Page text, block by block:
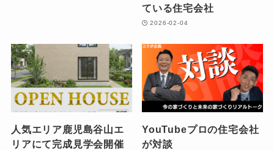
ている住宅会社
2026-02-04
人気エリア鹿児島谷山エ
リアにて完成見学会開催
YouTubeプロの住宅会社
が対談